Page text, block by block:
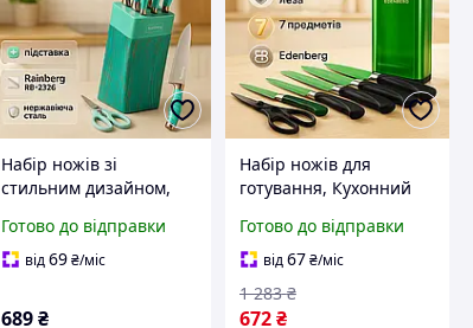
Набір ножів зі
стильним дизайном,
кулінарних завдань,
Кухонні ножі високої
Готово до відправки
від69 ₴/міс
689 ₴
Набір ножів для
готування, Кухонний
нержавіючої, Набір
ножів для кулінарних
завдань TD-96
Готово до відправки
від67₴/міс
672₴
1 283 ₴